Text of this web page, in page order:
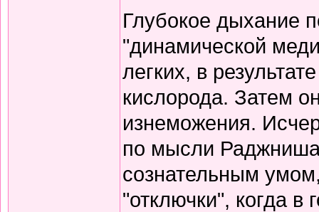
Глубокое дыхание
"динамической
легких, в
кислорода. Затем
изнеможения.
по мысли
сознательным
"отключки", когда в